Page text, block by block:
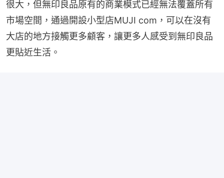
很大，但無印良品原有的商業模式已經無法覆蓋所有
市場空間，通過開設小型店MUJI com，可以在沒有
大店的地方接觸更多顧客，讓更多人感受到無印良品
更貼近生活。